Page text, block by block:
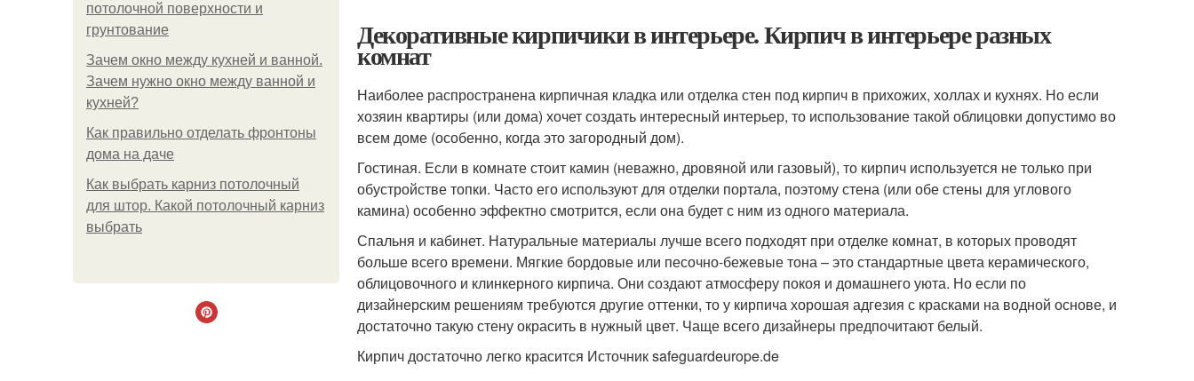
потолочной поверхности и
грунтование
Зачем окно между кухней и ванной.
Зачем нужно окно между ванной и
кухней?
Как правильно отделать фронтоны
дома на даче
Как выбрать карниз потолочный
для штор. Какой потолочный карниз
выбрать
Декоративные кирпичики в интерьере. Кирпич в интерьере разных
комнат
Наиболее распространена кирпичная кладка или отделка стен под кирпич в прихожих, холлах и кухнях. Но если
хозяин квартиры (или дома) хочет создать интересный интерьер, то использование такой облицовки допустимо во
всем доме (особенно, когда это загородный дом).
Гостиная. Если в комнате стоит камин (неважно, дровяной или газовый), то кирпич используется не только при
обустройстве топки. Часто его используют для отделки портала, поэтому стена (или обе стены для углового
камина) особенно эффектно смотрится, если она будет с ним из одного материала.
Спальня и кабинет. Натуральные материалы лучше всего подходят при отделке комнат, в которых проводят
больше всего времени. Мягкие бордовые или песочно-бежевые тона – это стандартные цвета керамического,
облицовочного и клинкерного кирпича. Они создают атмосферу покоя и домашнего уюта. Но если по
дизайнерским решениям требуются другие оттенки, то у кирпича хорошая адгезия с красками на водной основе, и
достаточно такую стену окрасить в нужный цвет. Чаще всего дизайнеры предпочитают белый.
Кирпич достаточно легко красится Источник safeguardeurope.de